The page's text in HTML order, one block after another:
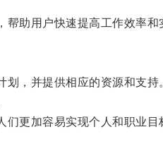
助用户快速提高工作效率和
，并提供相应的资源和支持
更加容易实现个人和职业目